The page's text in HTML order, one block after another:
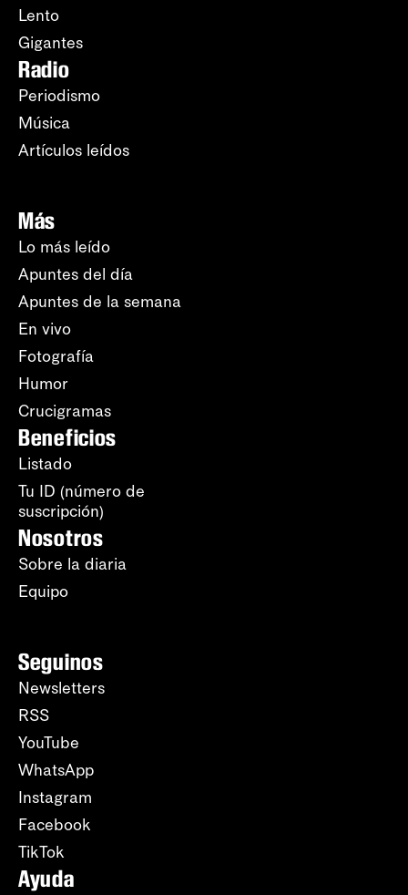
Lento
Gigantes
Radio
Periodismo
Música
Artículos leídos
Más
Lo más leído
Apuntes del día
Apuntes de la semana
En vivo
Fotografía
Humor
Crucigramas
Beneficios
Listado
Tu ID (número de
suscripción)
Nosotros
Sobre la diaria
Equipo
Seguinos
Newsletters
RSS
YouTube
WhatsApp
Instagram
Facebook
TikTok
Ayuda